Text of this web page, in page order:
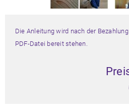
Die Anleitung wird nach der
PDF-Datei bereit stehen.